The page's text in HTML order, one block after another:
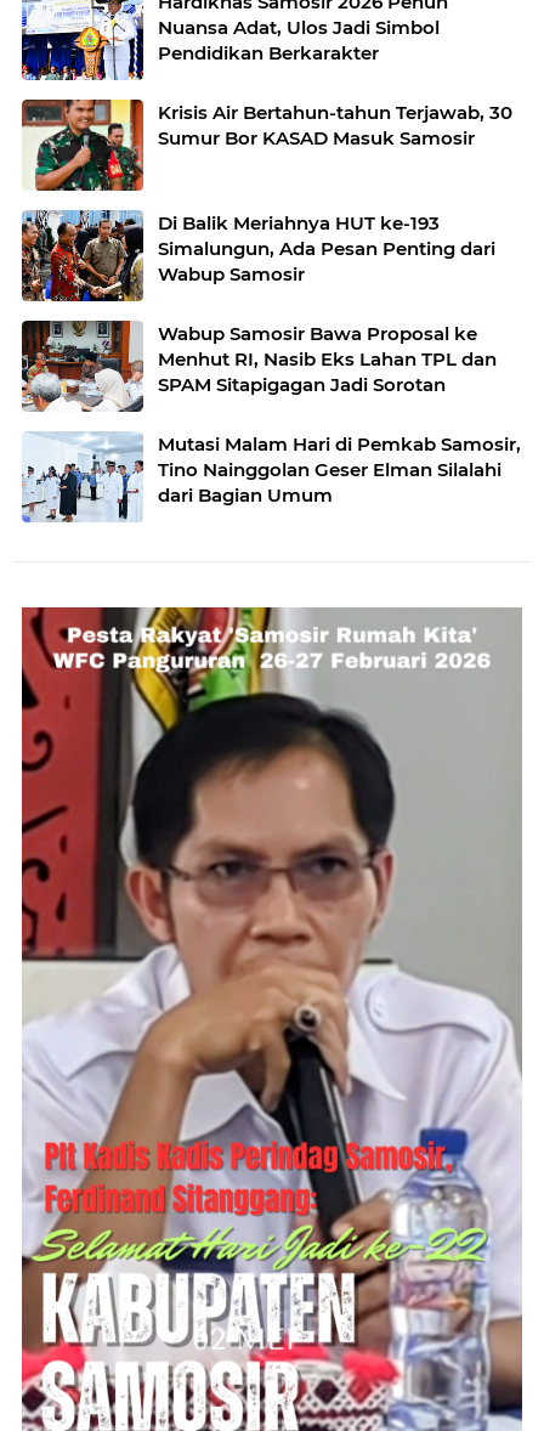
Nuansa Adat, Ulos Jadi Simbol
Pendidikan Berkarakter
Krisis Air Bertahun-tahun Terjawab, 30
Sumur Bor KASAD Masuk Samosir
Di Balik Meriahnya HUT ke-193
Simalungun, Ada Pesan Penting dari
Wabup Samosir
Wabup Samosir Bawa Proposal ke
Menhut RI, Nasib Eks Lahan TPL dan
SPAM Sitapigagan Jadi Sorotan
Mutasi Malam Hari di Pemkab Samosir,
Tino Nainggolan Geser Elman Silalahi
dari Bagian Umum